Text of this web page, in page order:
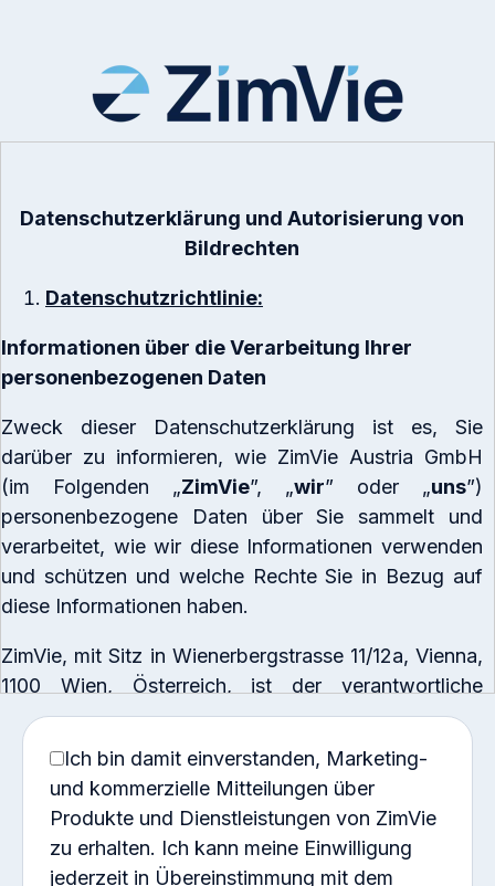
Datenschutzerklärung und Autorisierung von
Bildrechten
Datenschutzrichtlinie:
Informationen über die Verarbeitung Ihrer
personenbezogenen Daten
Zweck dieser Datenschutzerklärung ist es, Sie
darüber zu informieren, wie ZimVie Austria GmbH
(im Folgenden „ZimVie”, „wir” oder „uns”)
personenbezogene Daten über Sie sammelt und
verarbeitet, wie wir diese Informationen verwenden
und schützen und welche Rechte Sie in Bezug auf
diese Informationen haben.
ZimVie, mit Sitz in Wienerbergstrasse 11/12a, Vienna,
1100 Wien, Österreich, ist der verantwortliche
Verantwortliche für die von uns erhobenen und
können sich in Übereinstimmung mit der
Datenschutzerklärung von ZimVie EMEA unter
https://www.zimvie.eu/en/privacy-notice.html
schriftlich an den Datenschutzbeauftragten von
Ich bin damit einverstanden, Marketing-
und kommerzielle Mitteilungen über
Produkte und Dienstleistungen von ZimVie
zu erhalten. Ich kann meine Einwilligung
jederzeit in Übereinstimmung mit dem